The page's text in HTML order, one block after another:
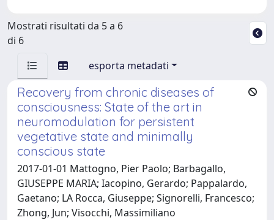
Mostrati risultati da 5 a 6
di 6
esporta metadati
Recovery from chronic diseases of
consciousness: State of the art in
neuromodulation for persistent
vegetative state and minimally
conscious state
2017-01-01 Mattogno, Pier Paolo; Barbagallo,
GIUSEPPE MARIA; Iacopino, Gerardo; Pappalardo,
Gaetano; LA Rocca, Giuseppe; Signorelli, Francesco;
Zhong, Jun; Visocchi, Massimiliano